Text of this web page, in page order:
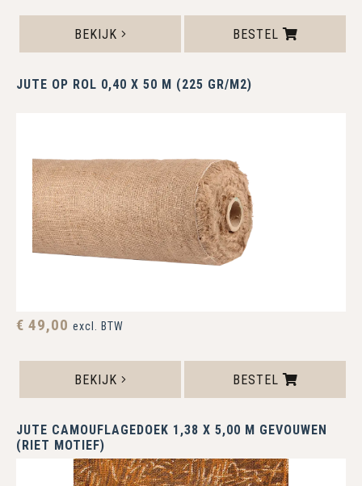
BEKIJK BESTEL
JUTE OP ROL 0,40 X 50 M (225 GR/M2)
€ 49,00 excl. BTW
BEKIJK BESTEL
JUTE CAMOUFLAGEDOEK 1,38 X 5,00 M GEVOUWEN
(RIET MOTIEF)